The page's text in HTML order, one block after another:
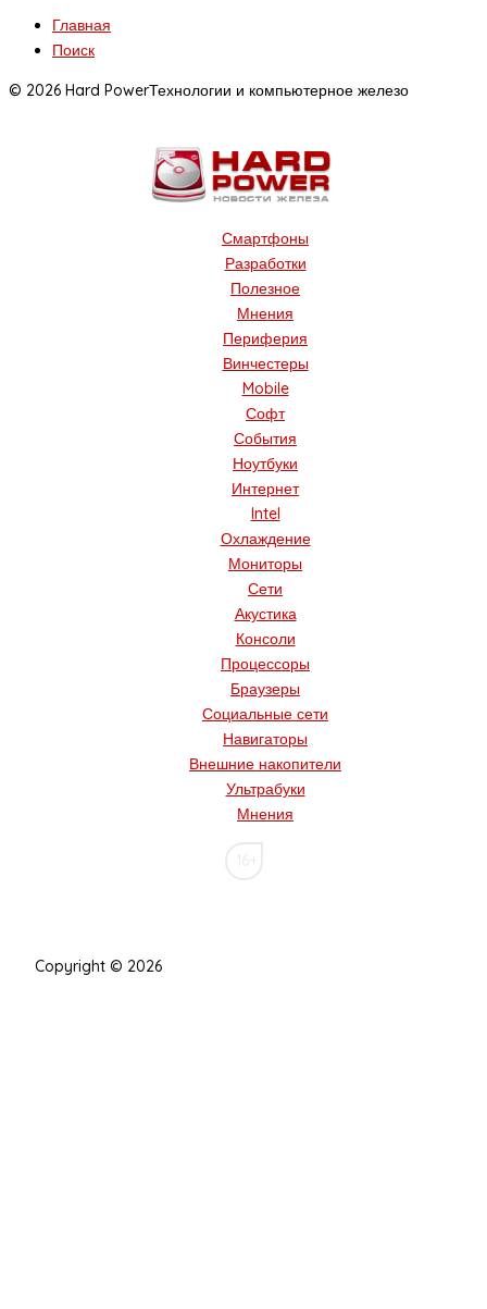
Главная
Поиск
© 2026 Hard PowerТехнологии и компьютерное железо
Смартфоны
Разработки
Полезное
Мнения
Периферия
Винчестеры
Mobile
Софт
События
Ноутбуки
Интернет
Intel
Охлаждение
Мониторы
Сети
Акустика
Консоли
Процессоры
Браузеры
Социальные сети
Навигаторы
Внешние накопители
Ультрабуки
Мнения
Copyright © 2026